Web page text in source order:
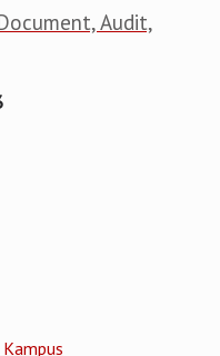
Audit,